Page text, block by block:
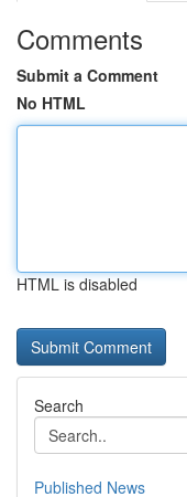
Comments
Submit a Comment
No HTML
HTML is disabled
Search
Published News